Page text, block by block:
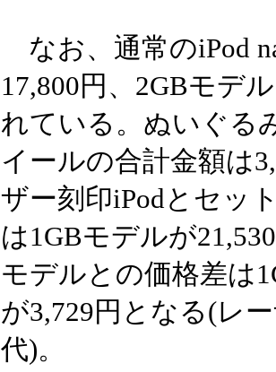
なお、通常のiPod
17,800円、2GBモデ
れている。ぬいぐる
イールの合計金額は
ザー刻印iPodとセッ
は1GBモデルが
モデルとの価格差は
が3,729円となる(レ
代)。